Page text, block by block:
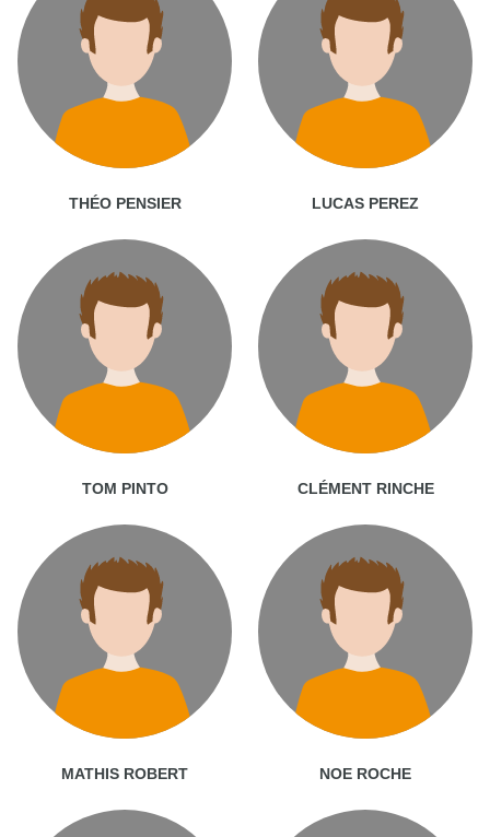
THÉO PENSIER LUCAS PEREZ
TOM PINTO CLÉMENT RINCHE
MATHIS ROBERT NOE ROCHE